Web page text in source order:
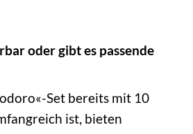
oder gibt es passende
Set bereits mit 10
ist, bieten